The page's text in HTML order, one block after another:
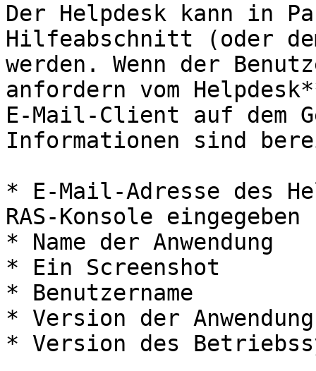
Der Helpdesk kann in
Hilfeabschnitt (oder
werden. Wenn der
anfordern vom
E-Mail-Client auf dem
Informationen sind
* E-Mail-Adresse des
RAS-Konsole
* Name der Anwendung
* Ein Screenshot
* Benutzername
* Version der Anwendung
* Version des